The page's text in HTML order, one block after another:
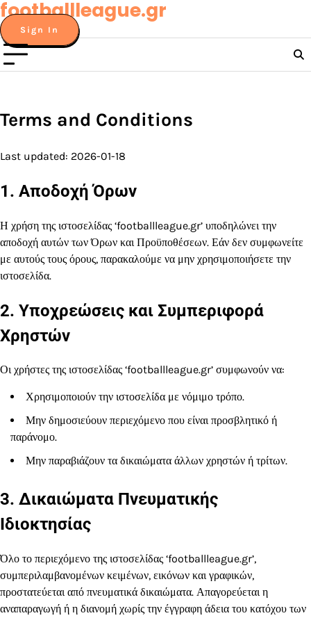
Skip
to
content
footballleague.gr
Sign In
Terms and Conditions
Last updated: 2026-01-18
1. Αποδοχή Όρων
Η χρήση της ιστοσελίδας ‘footballleague.gr’ υποδηλώνει την
αποδοχή αυτών των Όρων και Προϋποθέσεων. Εάν δεν συμφωνείτε
με αυτούς τους όρους, παρακαλούμε να μην χρησιμοποιήσετε την
ιστοσελίδα.
2. Υποχρεώσεις και Συμπεριφορά
Χρηστών
Οι χρήστες της ιστοσελίδας ‘footballleague.gr’ συμφωνούν να:
Χρησιμοποιούν την ιστοσελίδα με νόμιμο τρόπο.
Μην δημοσιεύουν περιεχόμενο που είναι προσβλητικό ή
παράνομο.
Μην παραβιάζουν τα δικαιώματα άλλων χρηστών ή τρίτων.
3. Δικαιώματα Πνευματικής
Ιδιοκτησίας
Όλο το περιεχόμενο της ιστοσελίδας ‘footballleague.gr’,
συμπεριλαμβανομένων κειμένων, εικόνων και γραφικών,
προστατεύεται από πνευματικά δικαιώματα. Απαγορεύεται η
αναπαραγωγή ή η διανομή χωρίς την έγγραφη άδεια του κατόχου των